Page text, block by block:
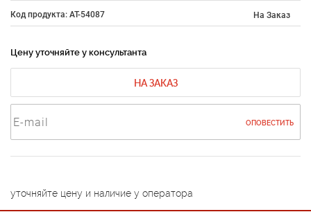
Код продукта: AT-54087 На Заказ
Цену уточняйте у консультанта
НА ЗАКАЗ
ОПОВЕСТИТЬ
уточняйте цену и наличие у оператора